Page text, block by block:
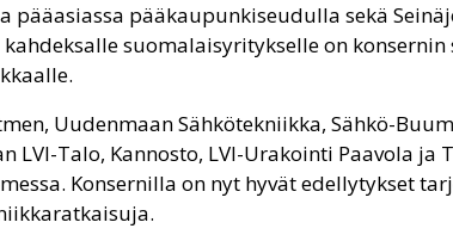
pääasiassa pääkaupunkiseudulla sekä
suomalaisyritykselle on konsernin
Uudenmaan Sähkötekniikka, Sähkö-
LVI-Talo, Kannosto, LVI-Urakointi Paavola
Konsernilla on nyt hyvät edellytykset